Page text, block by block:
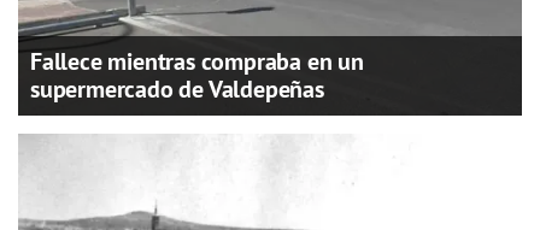
Fallece mientras compraba en un
supermercado de Valdepeñas